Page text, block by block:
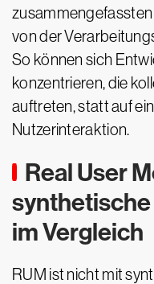
zusammengefassten
von der
So können sich
konzentrieren, die
auftreten, statt auf
Nutzerinteraktion.
Real User
im Vergleich
RUM ist nicht mit